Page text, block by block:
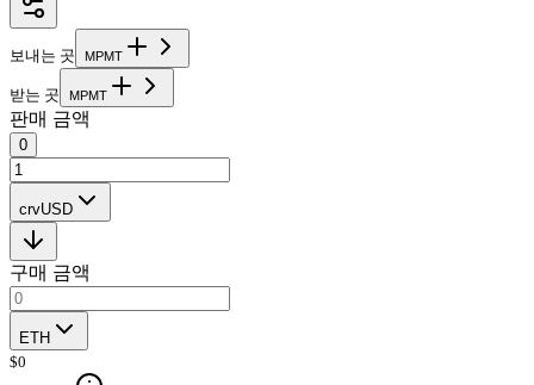
보내는 곳 MPMT
받는 곳 MPMT
판매 금액
0
crvUSD
구매 금액
ETH
$0